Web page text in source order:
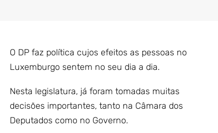
O DP faz política cujos efeitos as pessoas no
Luxemburgo sentem no seu dia a dia.
Nesta legislatura, já foram tomadas muitas
decisões importantes, tanto na Câmara dos
Deputados como no Governo.